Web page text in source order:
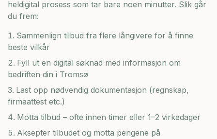
heldigital prosess som tar bare noen minutter. Slik går
du frem:
Sammenlign tilbud fra flere långivere for å finne
beste vilkår
Fyll ut en digital søknad med informasjon om
bedriften din i Tromsø
Last opp nødvendig dokumentasjon (regnskap,
firmaattest etc.)
Motta tilbud – ofte innen timer eller 1–2 virkedager
Aksepter tilbudet og motta pengene på